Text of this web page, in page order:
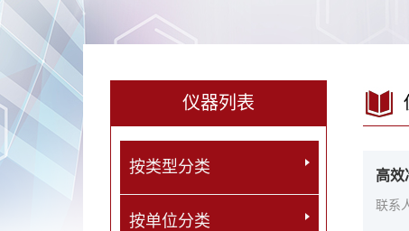
仪器列表
按类型分类
按单位分类
高效
联系